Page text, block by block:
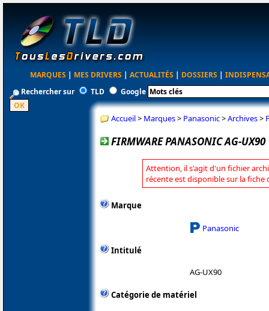
MARQUES | MES DRIVERS | ACTUALITÉS | DOSSIERS |
Rechercher sur
TLD Google
Accueil> Marques> Panasonic>Archives>
FIRMWARE PANASONIC AG-
Attention, il s'agit d'un fichier
récente est disponible sur la fiche
Marque
Panasonic
Intitulé
AG-UX90
Catégorie de matériel